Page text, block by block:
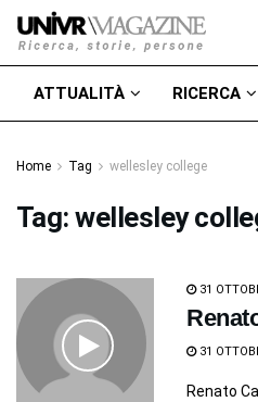
ATTUALITÀ RICERCA
Home Tag wellesley college
Tag:wellesley
31
31
Renato